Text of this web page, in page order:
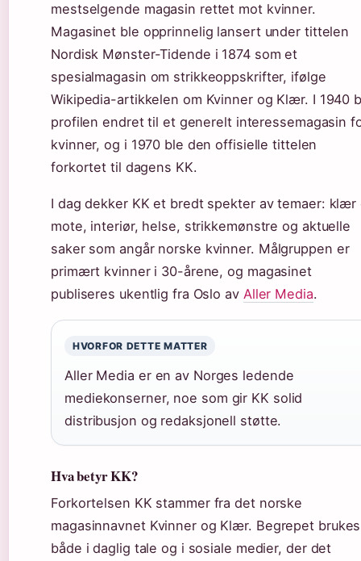
mestselgende magasin rettet mot kvinner.
Magasinet ble opprinnelig lansert under tittelen
Nordisk Mønster-Tidende i 1874 som et
spesialmagasin om strikkeoppskrifter, ifølge
Wikipedia-artikkelen om Kvinner og Klær. I 1940
profilen endret til et generelt interessemagasin
kvinner, og i 1970 ble den offisielle tittelen
forkortet til dagens KK.
I dag dekker KK et bredt spekter av temaer: klær
mote, interiør, helse, strikkemønstre og aktuelle
saker som angår norske kvinner. Målgruppen er
primært kvinner i 30-årene, og magasinet
publiseres ukentlig fra Oslo av Aller Media.
HVORFOR DETTE MATTER
Aller Media er en av Norges ledende
mediekonserner, noe som gir KK solid
distribusjon og redaksjonell støtte.
Hva betyr KK?
Forkortelsen KK stammer fra det norske
magasinnavnet Kvinner og Klær. Begrepet brukes
både i daglig tale og i sosiale medier, der det